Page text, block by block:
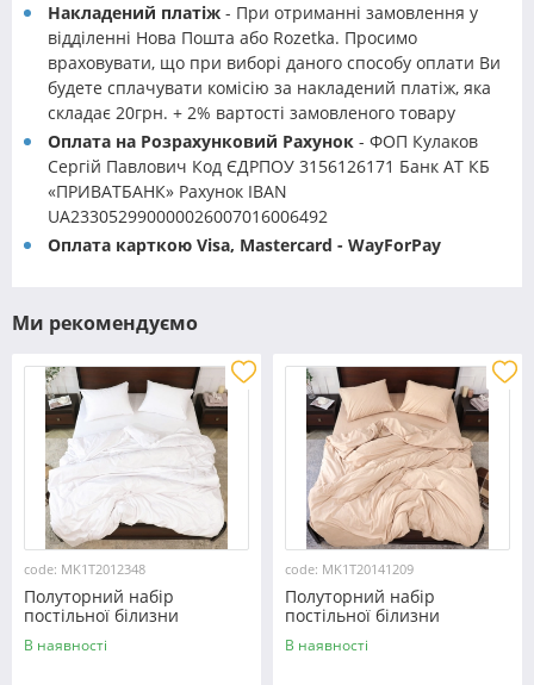
Накладений платіж - При отриманні замовлення у
відділенні Нова Пошта або Rozetka. Просимо
враховувати, що при виборі даного способу оплати Ви
будете сплачувати комісію за накладений платіж, яка
складає 20грн. + 2% вартості замовленого товару
Оплата на Розрахунковий Рахунок - ФОП Кулаков
Сергій Павлович Код ЄДРПОУ 3156126171 Банк АТ КБ
«ПРИВАТБАНК» Рахунок IBAN
UA233052990000026007016006492
Оплата карткою Visa, Mastercard - WayForPay
Ми рекомендуємо
code: MK1T2012348
Полуторний набір
постільної білизни
150*220 із мікрофібри
№2012348 Черешенка™
В наявності
code: MK1T20141209
Полуторний набір
постільної білизни
150*220 із мікрофібри
№20141209 Черешенка™
В наявності